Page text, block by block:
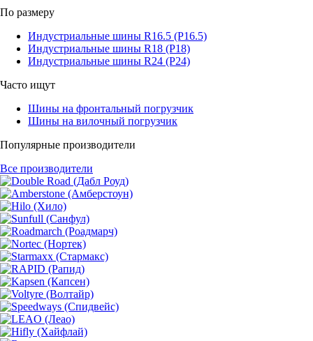
По размеру
Индустриальные шины R16.5 (Р16.5)
Индустриальные шины R18 (Р18)
Индустриальные шины R24 (Р24)
Часто ищут
Шины на фронтальный погрузчик
Шины на вилочный погрузчик
Популярные производители
Все производители